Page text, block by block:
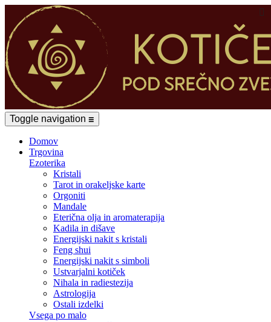
Toggle navigation ☰
Domov
Trgovina
Ezoterika
Kristali
Tarot in orakeljske karte
Orgoniti
Mandale
Eterična olja in aromaterapija
Kadila in dišave
Energijski nakit s kristali
Feng shui
Energijski nakit s simboli
Ustvarjalni kotiček
Nihala in radiestezija
Astrologija
Ostali izdelki
Vsega po malo
